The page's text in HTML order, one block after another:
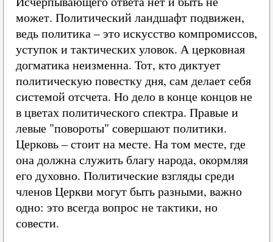
может. Политический ландшафт подвижен,
ведь политика – это искусство компромиссов,
уступок и тактических уловок. А церковная
догматика неизменна. Тот, кто диктует
политическую повестку дня, сам делает себя
системой отсчета. Но дело в конце концов не
в цветах политического спектра. Правые и
левые "повороты" совершают политики.
Церковь – стоит на месте. На том месте, где
она должна служить благу народа, окормляя
его духовно. Политические взгляды среди
членов Церкви могут быть разными, важно
одно: это всегда вопрос не тактики, но
совести.